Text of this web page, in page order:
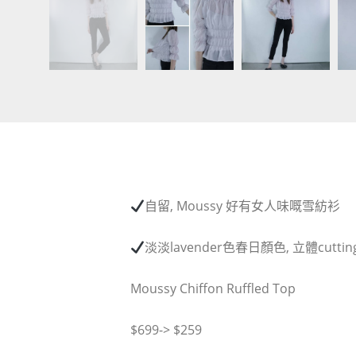
自留, Moussy好有女人味嘅雪紡衫
淡淡lavender色春日顏色, 立體
Moussy Chiffon Ruffled Top
$699-> $259